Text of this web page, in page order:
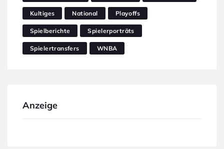
Kultiges National Playoffs
Spielberichte Spielerporträts
Spielertransfers WNBA
Anzeige